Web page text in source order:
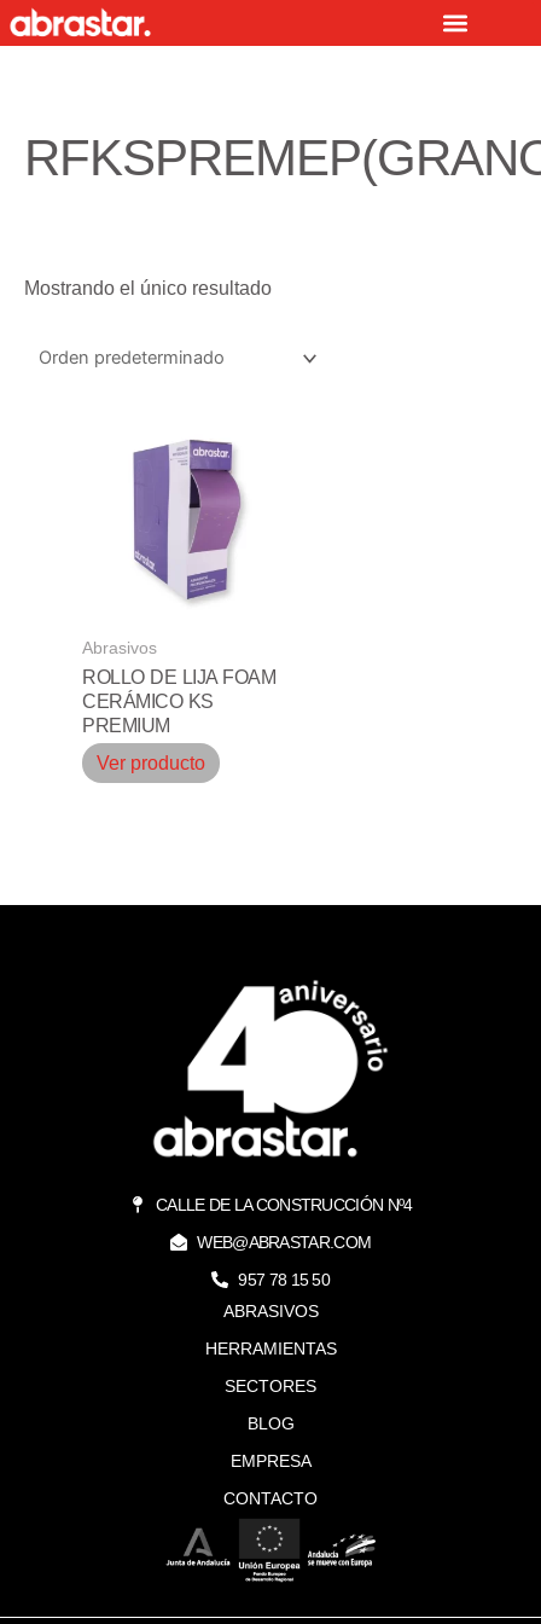
al
Mostrando el único resultado
Abrasivos
ROLLO DE LIJA FOAM
CERÁMICO KS
PREMIUM
Ver producto
ABRASIVOS
HERRAMIENTAS
SECTORES
BLOG
EMPRESA
CONTACTO
CALLE DE LA CONSTRUCCIÓN Nº4
WEB@ABRASTAR.COM
957 78 15 50